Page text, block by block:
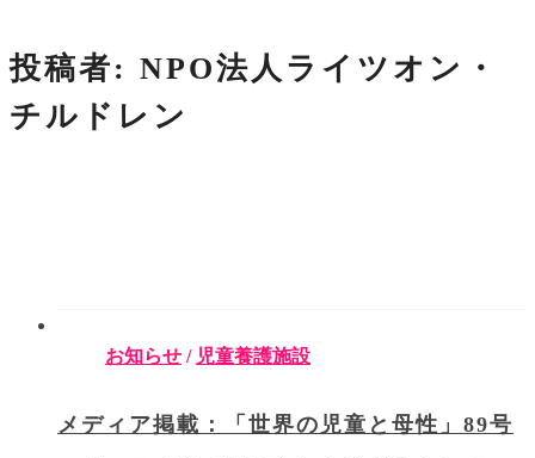
投稿者: NPO法人ライツオン・
チルドレン
お知らせ / 児童養護施設
メディア掲載：「世界の児童と母性」89号